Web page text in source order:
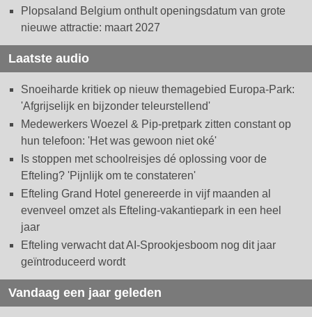
Plopsaland Belgium onthult openingsdatum van grote
nieuwe attractie: maart 2027
Laatste audio
Snoeiharde kritiek op nieuw themagebied Europa-Park:
'Afgrijselijk en bijzonder teleurstellend'
Medewerkers Woezel & Pip-pretpark zitten constant op
hun telefoon: 'Het was gewoon niet oké'
Is stoppen met schoolreisjes dé oplossing voor de
Efteling? 'Pijnlijk om te constateren'
Efteling Grand Hotel genereerde in vijf maanden al
evenveel omzet als Efteling-vakantiepark in een heel
jaar
Efteling verwacht dat AI-Sprookjesboom nog dit jaar
geïntroduceerd wordt
Vandaag een jaar geleden